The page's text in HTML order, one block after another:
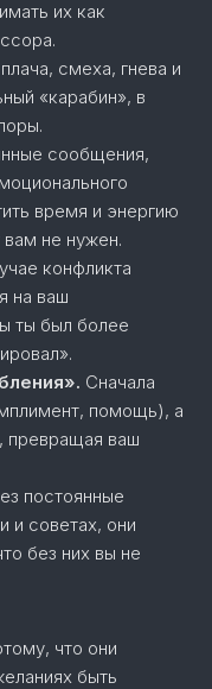
их как
смеха, гнева и
«карабин», в
сообщения,
время и энергию
не нужен.
конфликта
на ваш
ты был более
Сначала
помощь), а
превращая ваш
постоянные
советах, они
без них вы не
что они
быть